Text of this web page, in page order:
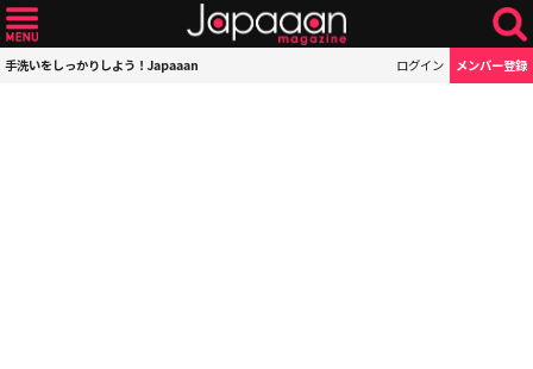
手洗いをしっかりしよう！Japaaan ログイン メンバー登録